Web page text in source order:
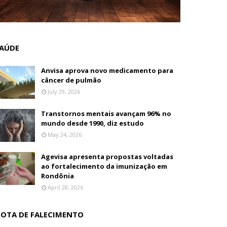
Anvisa aprova novo medicamento para
câncer de pulmão
July 29, 2026
Transtornos mentais avançam 96% no
mundo desde 1990, diz estudo
May 24, 2026
Agevisa apresenta propostas voltadas
ao fortalecimento da imunização em
Rondônia
April 28, 2026
DE FALECIMENTO